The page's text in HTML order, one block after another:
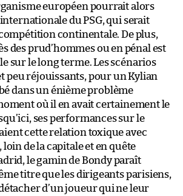
européen pourrait alors
du PSG, qui serait
continentale. De plus,
des prud’hommes ou en pénal est
sur le long terme. Les scénarios
peu réjouissants, pour un Kylian
dans un énième problème
où il en avait certainement le
ses performances sur le
cette relation toxique avec
loin de la capitale et en quête
le gamin de Bondy paraît
titre que les dirigeants parisiens,
d’un joueur qui ne leur